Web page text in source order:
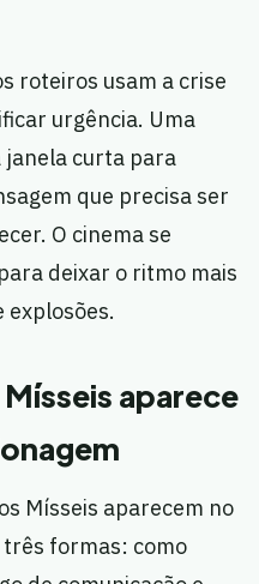
roteiros usam a crise
urgência. Uma
janela curta para
que precisa ser
O cinema se
deixar o ritmo mais
explosões.
aparece
Mísseis aparecem no
três formas: como